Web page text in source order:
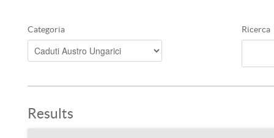
Categoria Ricerca
Results